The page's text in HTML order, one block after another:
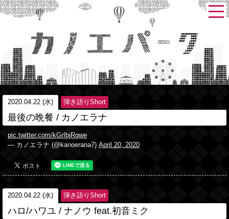
2020.04.22 (水) 弾き語りShort
最後の晩餐 / カノエラナ
pic.twitter.com/kGrIbjRgwe
— カノエラナ (@kanoerana7) April 20, 2020
2020.04.22 (水) 弾き語りShort
ハロ/ハワユ / ナノウ feat.初音ミク